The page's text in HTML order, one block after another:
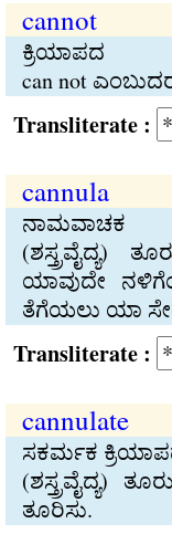
cannot
ಕ್ರಿಯಾಪದ
can not
:
cannula
ನಾಮವಾಚಕ
(ಶಸ್ತ್ರವೈದ್ಯ)
ಯಾವುದೇ
ತೆಗೆಯಲು ಯಾ
:
cannulate
ಸಕರ್ಮಕ
(ಶಸ್ತ್ರವೈದ್ಯ)
ತೂರಿಸು.